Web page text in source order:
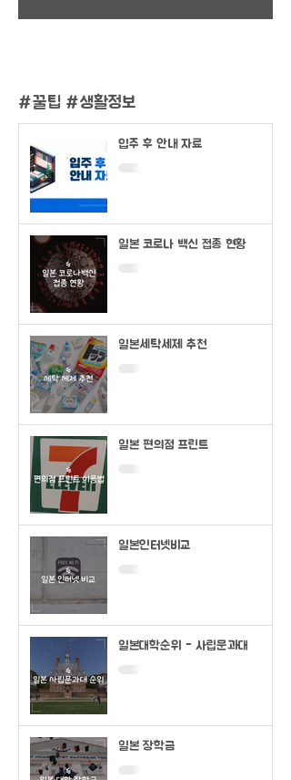
#꿀팁 #생활정보
입주 후 안내 자료
일본 코로나 백신 접종 현황
일본세탁세제 추천
일본 편의점 프린트
일본인터넷비교
일본대학순위 - 사립문과대
일본 장학금